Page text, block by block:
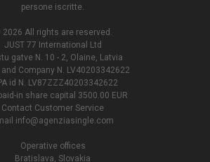
persone iscritte.
2026 All rights are reserved.
JUST 77 International Ltd
gatve N. 10 - 2, Olaine, Latvia
Company N. LV40203342622
id N. LV87ZZZ40203342622
in share capital 3500.00 EUR
Contact Customer Service
info@agenziasingle.com
Operative offices
Bratislava, Slovakia